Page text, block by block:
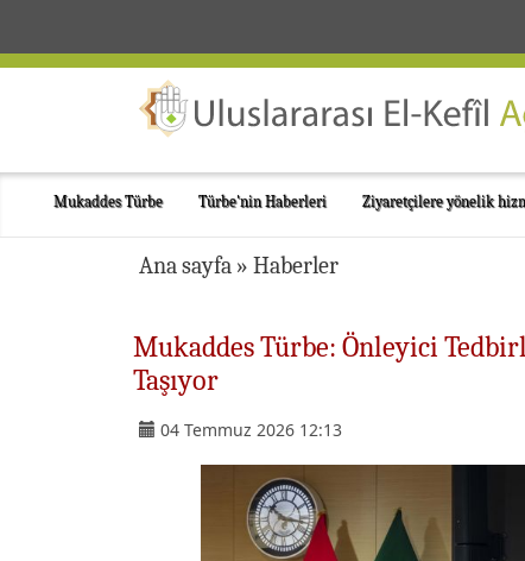
Mukaddes Türbe Türbe'nin Haberleri Ziyaretçilere yönelik
Ana sayfa » Haberler
Mukaddes Türbe: Önleyici
Taşıyor
04 Temmuz 2026 12:13